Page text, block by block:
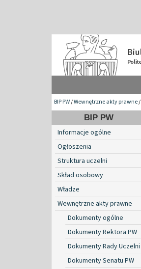
BIP PW/Wewnętrzne akty prawne/
BIP PW
Informacje ogólne
Ogłoszenia
Struktura uczelni
Skład osobowy
Władze
Wewnętrzne akty prawne
Dokumenty ogólne
Dokumenty Rektora PW
Dokumenty Rady Uczelni
Dokumenty Senatu PW